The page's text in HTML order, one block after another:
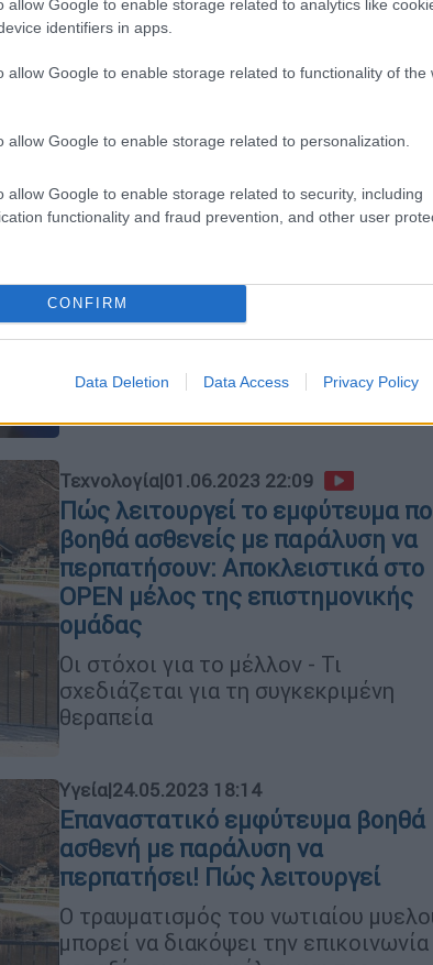
allow Google to enable storage related to analytics like
identifiers in apps.
allow Google to enable storage related to functionality of the
allow Google to enable storage related to personalization.
allow Google to enable storage related to security, including
functionality and fraud prevention, and other user
CONFIRM
Data Deletion Data Access Privacy Policy
σύντροφος του Γιώργου Σαμπάνη,
πάρεση Bell
Κόσμος|05.10.2023 19:52
Μυστηριώδης ασθένεια χτύπησε
παράλυση και «μαζική υστερία»
Σε βίντεο που κυκλοφορεί φαίνονται
συγκλονιστικά πλάνα με κορίτσια να
μεταφέρονται παράλυτα
Τεχνολογία|01.06.2023 22:09
Πώς λειτουργεί το εμφύτευμα
βοηθά ασθενείς με παράλυση να
περπατήσουν: Αποκλειστικά στο
OPEN μέλος της επιστημονικής
ομάδας
Οι στόχοι για το μέλλον - Τι
σχεδιάζεται για τη συγκεκριμένη
θεραπεία
Υγεία|24.05.2023 18:14
Επαναστατικό εμφύτευμα βοηθά
ασθενή με παράλυση να
περπατήσει! Πώς λειτουργεί
Ο τραυματισμός του νωτιαίου
μπορεί να διακόψει την επικοινωνία